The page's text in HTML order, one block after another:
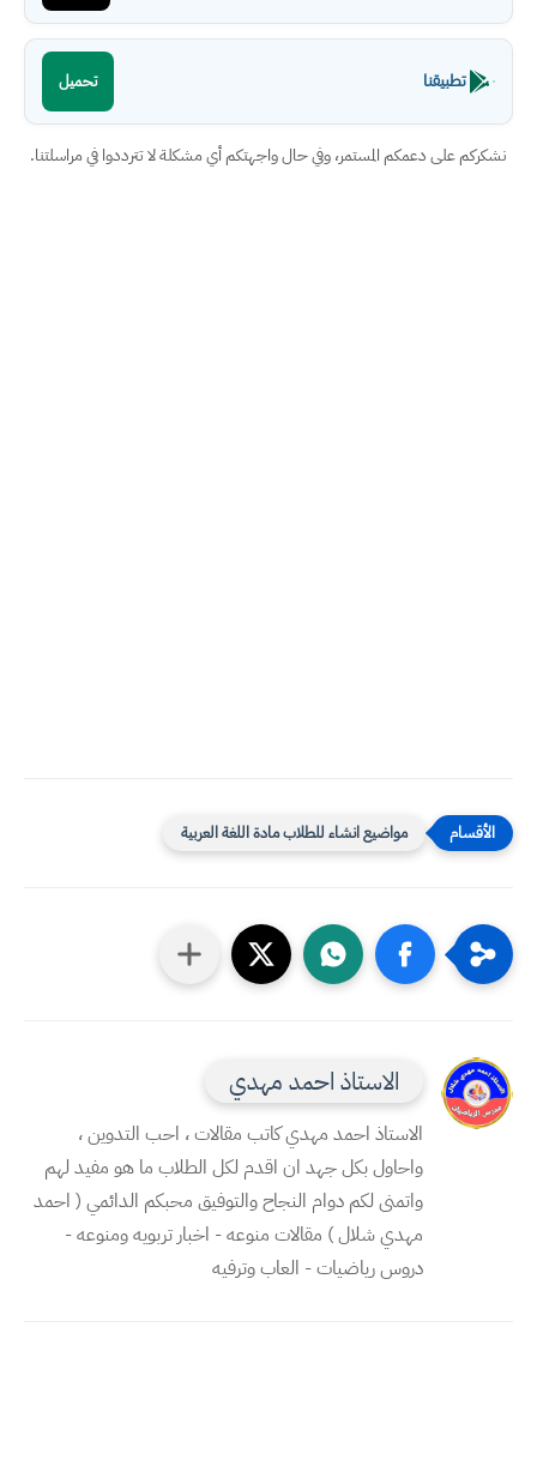
تطبيقنا تحميل
نشكركم على دعمكم المستمر، وفي حال واجهتكم أي مشكلة لا تترددوا في مراسلتنا.
مواضيع انشاء للطلاب مادة اللغة العربية
الاستاذ احمد مهدي
الاستاذ احمد مهدي كاتب مقالات ، احب التدوين ،
واحاول بكل جهد ان اقدم لكل الطلاب ما هو مفيد لهم
واتمنى لكم دوام النجاح والتوفيق محبكم الدائمي ( احمد
مهدي شلال ) مقالات منوعه - اخبار تربويه ومنوعه -
دروس رياضيات - العاب وترفيه